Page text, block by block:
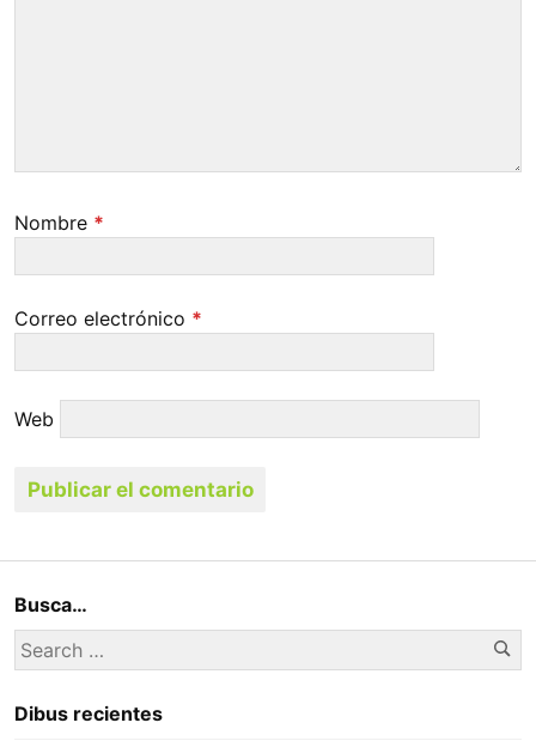
Nombre *
Correo electrónico *
Web
Busca…
Search
for:
Dibus recientes